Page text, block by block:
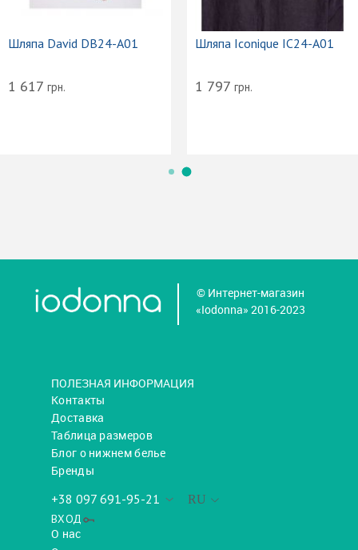
Шляпа David DB24-A01
1 617 грн.
Шляпа Iconique IC24-A01
1 797 грн.
© Интернет-магазин
«Iodonna» 2016-2023
ПОЛЕЗНАЯ ИНФОРМАЦИЯ
Контакты
Доставка
Таблица размеров
Блог о нижнем белье
Бренды
RU
+38 097 691-95-21
ВХОД
О нас